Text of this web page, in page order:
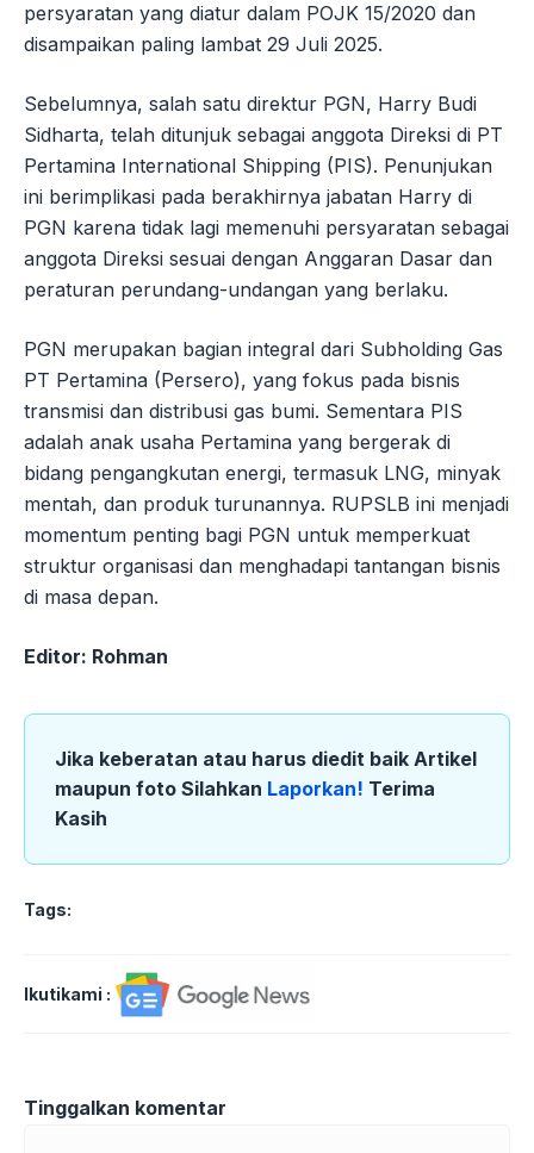
persyaratan yang diatur dalam POJK 15/2020 dan
disampaikan paling lambat 29 Juli 2025.
Sebelumnya, salah satu direktur PGN, Harry Budi
Sidharta, telah ditunjuk sebagai anggota Direksi di PT
Pertamina International Shipping (PIS). Penunjukan
ini berimplikasi pada berakhirnya jabatan Harry di
PGN karena tidak lagi memenuhi persyaratan sebagai
anggota Direksi sesuai dengan Anggaran Dasar dan
peraturan perundang-undangan yang berlaku.
PGN merupakan bagian integral dari Subholding Gas
PT Pertamina (Persero), yang fokus pada bisnis
transmisi dan distribusi gas bumi. Sementara PIS
adalah anak usaha Pertamina yang bergerak di
bidang pengangkutan energi, termasuk LNG, minyak
mentah, dan produk turunannya. RUPSLB ini menjadi
momentum penting bagi PGN untuk memperkuat
struktur organisasi dan menghadapi tantangan bisnis
di masa depan.
Editor: Rohman
Jika keberatan atau harus diedit baik Artikel
maupun foto Silahkan Laporkan! Terima
Kasih
Tags:
Ikutikami :
Tinggalkan komentar